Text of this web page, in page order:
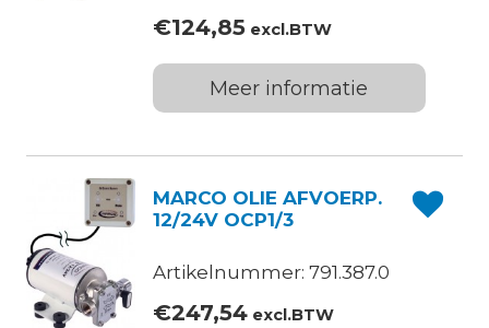
€124,85excl.BTW
Meer informatie
MARCO OLIE AFVOERP.
12/24V OCP1/3
Artikelnummer: 791.387.0
€247,54excl.BTW